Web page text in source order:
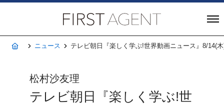
ホームニュース テレビ朝日『楽しく学ぶ!世界動画ニュース』8/14(
松村沙友理
テレビ朝日『楽しく学ぶ!世